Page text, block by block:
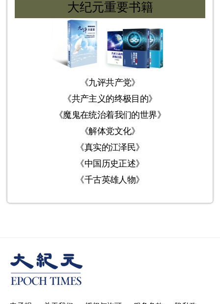
大纪元重要书籍
《九评共产党》
《共产主义的终极目的》
《魔鬼在统治着我们的世界》
《解体党文化》
《真实的江泽民》
《中国历史正述》
《千古英雄人物》